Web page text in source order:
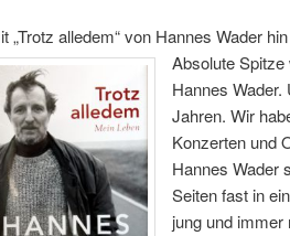
„Trotz alledem“ von Hannes Wader
Absolute Spitze
Hannes Wader.
Jahren. Wir
Konzerten und
Hannes Wader
Seiten fast in
jung und immer